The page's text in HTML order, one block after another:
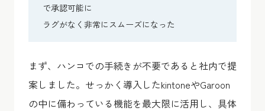
で承認可能に
ラグがなく非常にスムーズになった
まず、ハンコでの手続きが不要であると社内で提
案しました。せっかく導入したkintoneやGaroon
の中に備わっている機能を最大限に活用し、具体